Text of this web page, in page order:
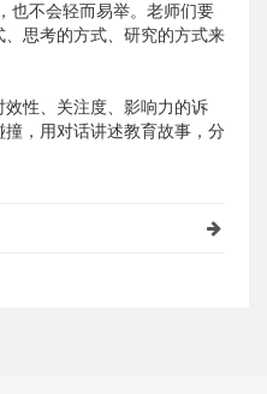
也不会轻而易举。老师们要
思考的方式、研究的方式来
效性、关注度、影响力的诉
，用对话讲述教育故事，分